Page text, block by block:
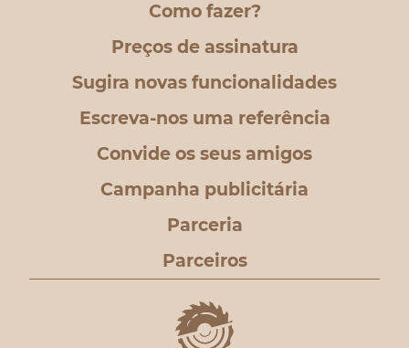
Como fazer?
Preços de assinatura
Sugira novas funcionalidades
Escreva-nos uma referência
Convide os seus amigos
Campanha publicitária
Parceria
Parceiros